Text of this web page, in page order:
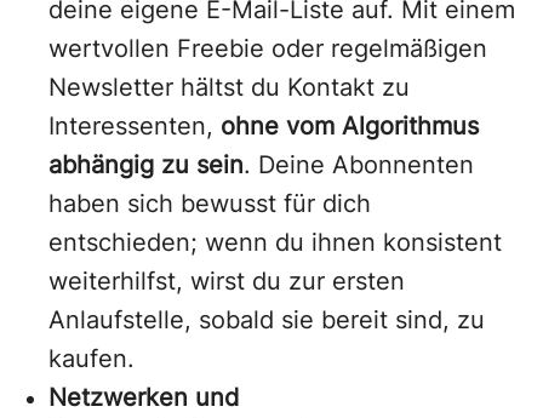
deine eigene E-Mail-Liste auf. Mit einem
wertvollen Freebie oder regelmäßigen
Newsletter hältst du Kontakt zu
Interessenten, ohne vom Algorithmus
abhängig zu sein. Deine Abonnenten
haben sich bewusst für dich
entschieden; wenn du ihnen konsistent
weiterhilfst, wirst du zur ersten
Anlaufstelle, sobald sie bereit sind, zu
kaufen.
Netzwerken und